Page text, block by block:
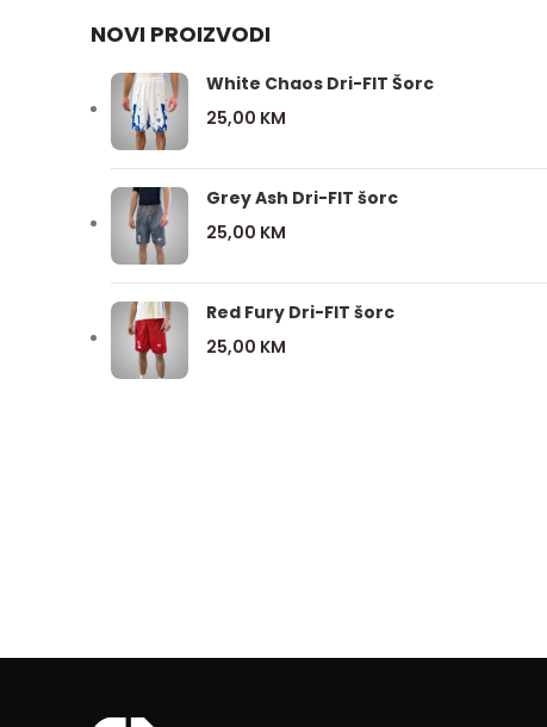
NOVI PROIZVODI
White Chaos Dri-FIT Šorc
25,00 KM
Grey Ash Dri-FIT šorc
25,00 KM
Red Fury Dri-FIT šorc
25,00 KM